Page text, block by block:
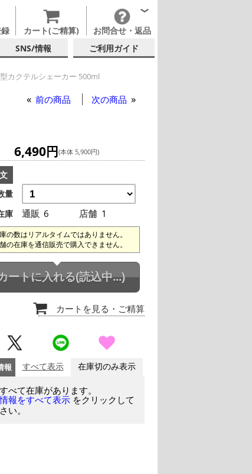
カート(ご精算) お問合せ・返品
SNS/情報 ご利用ガイド
カクテルシェーカー 500ml
前の商品 次の商品
6,490円(本体 5,900円)
量
庫
通販 6 店舗 1
の数はリアルタイムではありません。
の在庫を通信販売で購入できません。
ートに入れる(読込中...)
カートを見る ・ご精算
報 すべて表示 在庫切のみ表示
べて在庫があります。
報をすべて表示 をクリックして
い。